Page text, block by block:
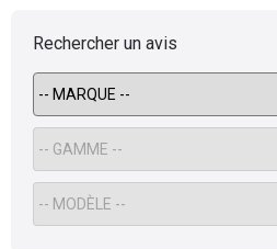
Peugeot 405 que
antérieurement).
de petits
cours desquels je
par un joint de
ce moteur 1.9dt
passait dans le
à 59.500 kms et
Rechercher un avis